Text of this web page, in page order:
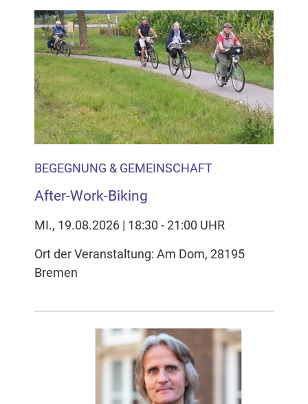
BEGEGNUNG & GEMEINSCHAFT
After-Work-Biking
MI., 19.08.2026 | 18:30 - 21:00 UHR
Ort der Veranstaltung: Am Dom, 28195
Bremen